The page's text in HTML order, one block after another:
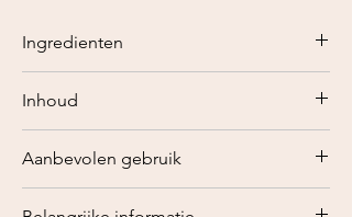
Ingredienten
Inhoud
Aanbevolen gebruik